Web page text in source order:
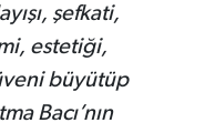
şefkati,
estetiği,
büyütüp
Bacı’nın